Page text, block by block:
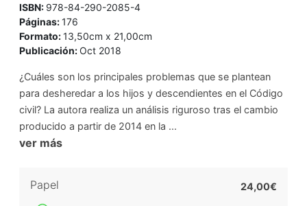
ISBN: 978-84-290-2085-4
Páginas:176
Formato:13,50cm x 21,00cm
Publicación:Oct 2018
¿Cuáles son los principales problemas que se plantean
para desheredar a los hijos y descendientes en el Código
civil? La autora realiza un análisis riguroso tras el cambio
producido a partir de 2014 en la ...
ver más
Papel 24,00€